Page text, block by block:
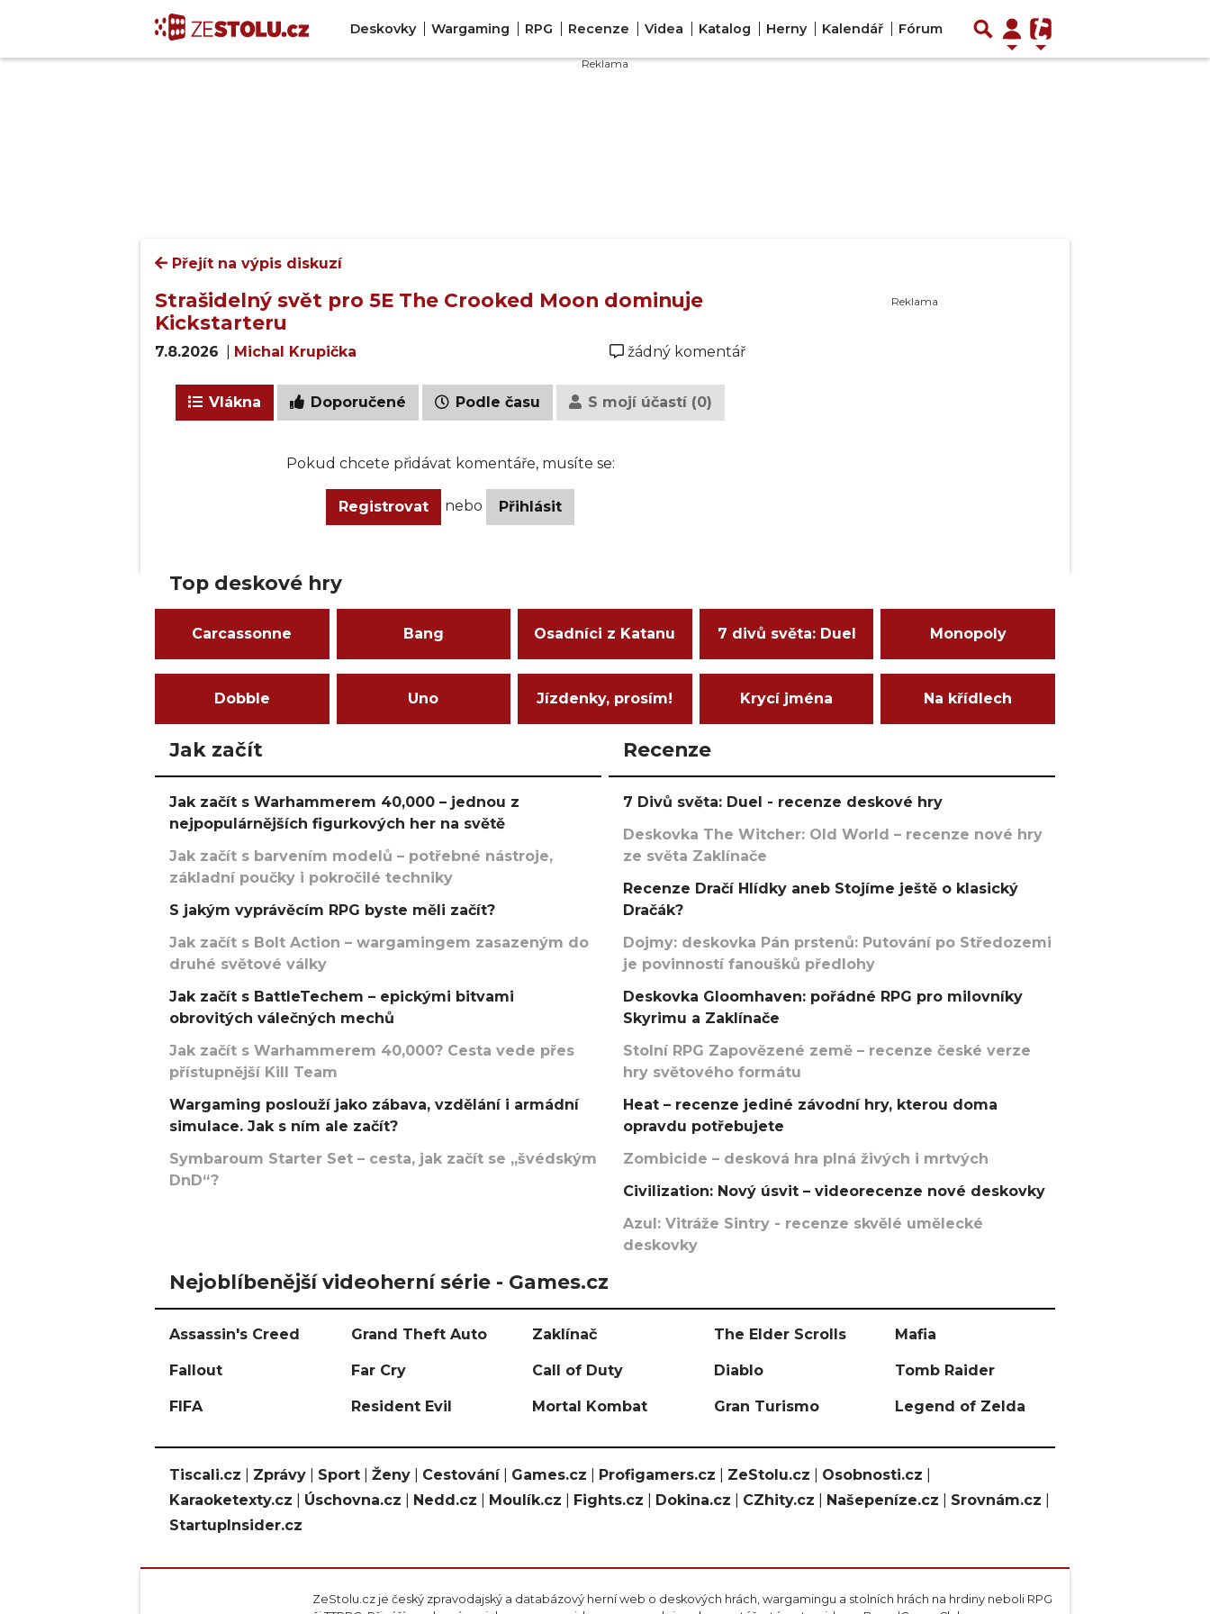
Deskovky Wargaming RPG Recenze Videa Katalog Herny Kalendář Fórum
Přejít na výpis diskuzí
Strašidelný svět pro 5E The Crooked Moon dominuje
Kickstarteru
7.8.2026 Michal Krupička žádný komentář
Vlákna Doporučené Podle času S mojí účastí (0)
Pokud chcete přidávat komentáře, musíte se:
Registrovat nebo Přihlásit
Top deskové hry
Carcassonne Bang Osadníci z Katanu 7 divů světa: Duel Monopoly
Dobble Uno Jízdenky, prosím! Krycí jména Na křídlech
Jak začít
Jak začít s Warhammerem 40,000 – jednou z
nejpopulárnějších figurkových her na světě
Jak začít s barvením modelů – potřebné nástroje,
základní poučky i pokročilé techniky
S jakým vyprávěcím RPG byste měli začít?
Jak začít s Bolt Action – wargamingem zasazeným do
druhé světové války
Jak začít s BattleTechem – epickými bitvami
obrovitých válečných mechů
Jak začít s Warhammerem 40,000? Cesta vede přes
přístupnější Kill Team
Wargaming poslouží jako zábava, vzdělání i armádní
simulace. Jak s ním ale začít?
Symbaroum Starter Set – cesta, jak začít se „švédským
DnD“?
Recenze
7 Divů světa: Duel - recenze deskové hry
Deskovka The Witcher: Old World – recenze nové hry
ze světa Zaklínače
Recenze Dračí Hlídky aneb Stojíme ještě o klasický
Dračák?
Dojmy: deskovka Pán prstenů: Putování po Středozemi
je povinností fanoušků předlohy
Deskovka Gloomhaven: pořádné RPG pro milovníky
Skyrimu a Zaklínače
Stolní RPG Zapovězené země – recenze české verze
hry světového formátu
Heat – recenze jediné závodní hry, kterou doma
opravdu potřebujete
Zombicide – desková hra plná živých i mrtvých
Civilization: Nový úsvit – videorecenze nové deskovky
Azul: Vitráže Sintry - recenze skvělé umělecké
deskovky
Nejoblíbenější videoherní série - Games.cz
Assassin's Creed Grand Theft Auto Zaklínač The Elder Scrolls Mafia
Fallout Far Cry Call of Duty Diablo Tomb Raider
FIFA Resident Evil Mortal Kombat Gran Turismo Legend of Zelda
Tiscali.cz Zprávy Sport Ženy Cestování| Games.cz Profigamers.cz ZeStolu.cz Osobnosti.cz
Karaoketexty.cz
Úschovna.cz Nedd.cz Moulík.cz Fights.cz Dokina.cz CZhity.cz Našepeníze.cz Srovnám.cz
StartupInsider.cz
ZeStolu.cz je český zpravodajský a databázový herní web o deskových hrách, wargamingu a stolních hrách na hrdiny neboli RPG